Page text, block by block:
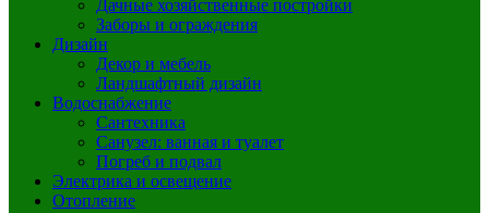
Дачные хозяйственные постройки
Заборы и ограждения
Дизайн
Декор и мебель
Ландшафтный дизайн
Водоснабжение
Сантехника
Санузел: ванная и туалет
Погреб и подвал
Электрика и освещение
Отопление